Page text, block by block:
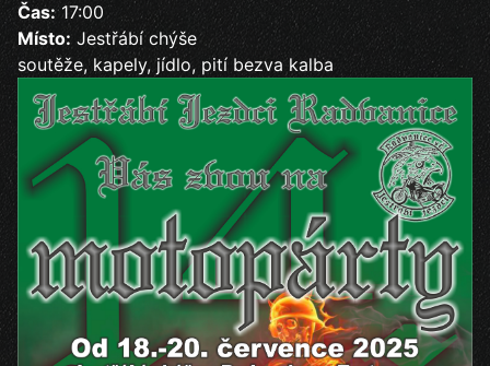
Čas:17:00
Místo: Jestřábí chýše
soutěže, kapely, jídlo, pití bezva kalba